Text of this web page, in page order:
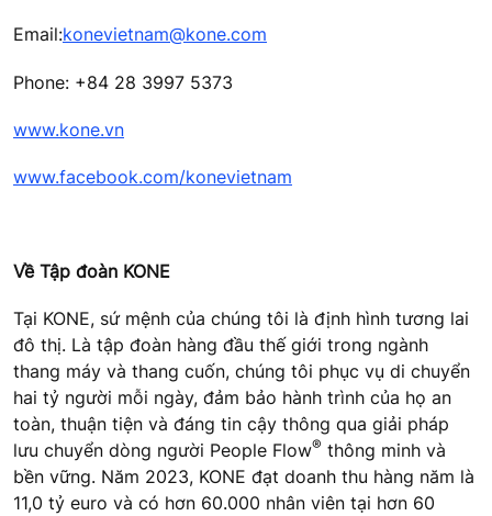
Email:konevietnam@kone.com
Phone: +84 28 3997 5373
www.kone.vn
www.facebook.com/konevietnam
Về Tập đoàn KONE
Tại KONE, sứ mệnh của chúng tôi là định hình tương lai
đô thị. Là tập đoàn hàng đầu thế giới trong ngành
thang máy và thang cuốn, chúng tôi phục vụ di chuyển
hai tỷ người mỗi ngày, đảm bảo hành trình của họ an
toàn, thuận tiện và đáng tin cậy thông qua giải pháp
lưu chuyển dòng người People Flow® thông minh và
bền vững. Năm 2023, KONE đạt doanh thu hàng năm là
11,0 tỷ euro và có hơn 60.000 nhân viên tại hơn 60